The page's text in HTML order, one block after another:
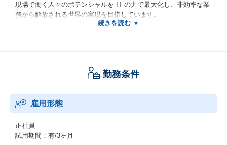
現場で働く人々のポテンシャルを IT の力で最大化し、非効率な業
務から解放される世界の実現を目指しています。
ノンデスクワーカーが働く現場では、いまだに紙と口頭での業務
カミナシのインダストリアル IoT (IIoT) エンジニアリングチーム
は、
こうした現場に変革をもたらすプロダクトをゼロから作り、
日本の働き方そのものをアップデートすることに挑戦していま
勤務条件
雇用形態
正社員
試用期間：有/3ヶ月